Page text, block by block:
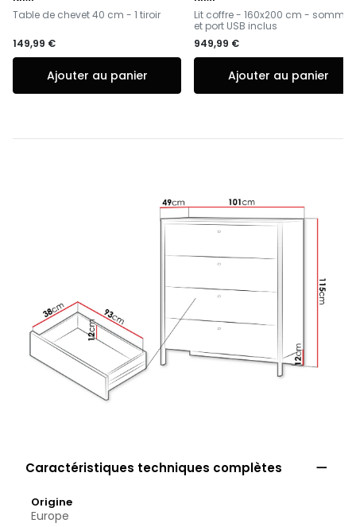
-
Table de chevet 40 cm - 1 tiroir
149,99 €
Ajouter au panier
-
Lit coffre - 160x200 cm - sommier
et port USB inclus
949,99 €
Ajouter au panier
Caractéristiques techniques complètes 
Origine
Europe